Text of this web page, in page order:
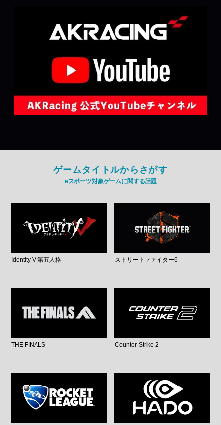
ゲームタイトルからさがす
eスポーツ対象ゲームに関する話題
Identity V 第五人格 ストリートファイター6
THE FINALS Counter-Strike 2